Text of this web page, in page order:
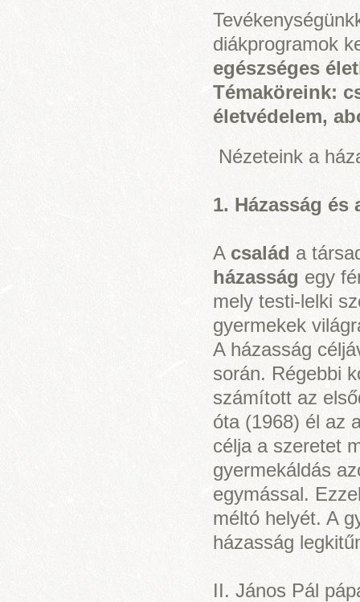
diákprogramok
egészséges
Témaköreink:
életvédelem,
Nézeteink a
1. Házasság és
A család a
házasság egy
mely testi-lelki
gyermekek
A házasság
során. Régebbi
számított az
óta (1968) él az
célja a szeretet
gyermekáldás
egymással.
méltó helyét. A
házasság
II. János Pál